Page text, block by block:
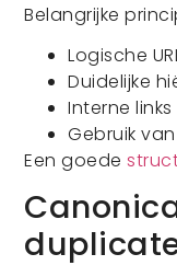
Belangrijke
Logische
Duidelijke
Interne links
Gebruik
Een goede